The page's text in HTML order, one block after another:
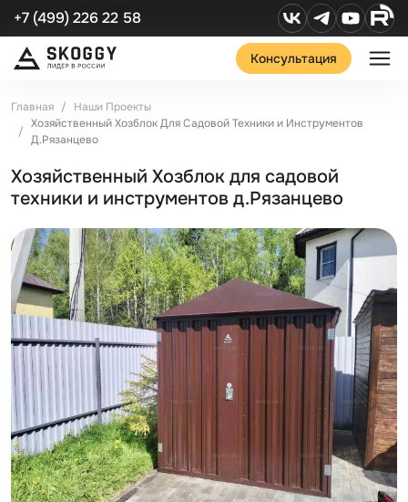
+7 (499) 226 22 58
Консультация
Главная
Наши Проекты
Хозяйственный Хозблок Для Садовой Техники и Инструментов
Д.Рязанцево
Хозяйственный Хозблок для садовой
техники и инструментов д.Рязанцево